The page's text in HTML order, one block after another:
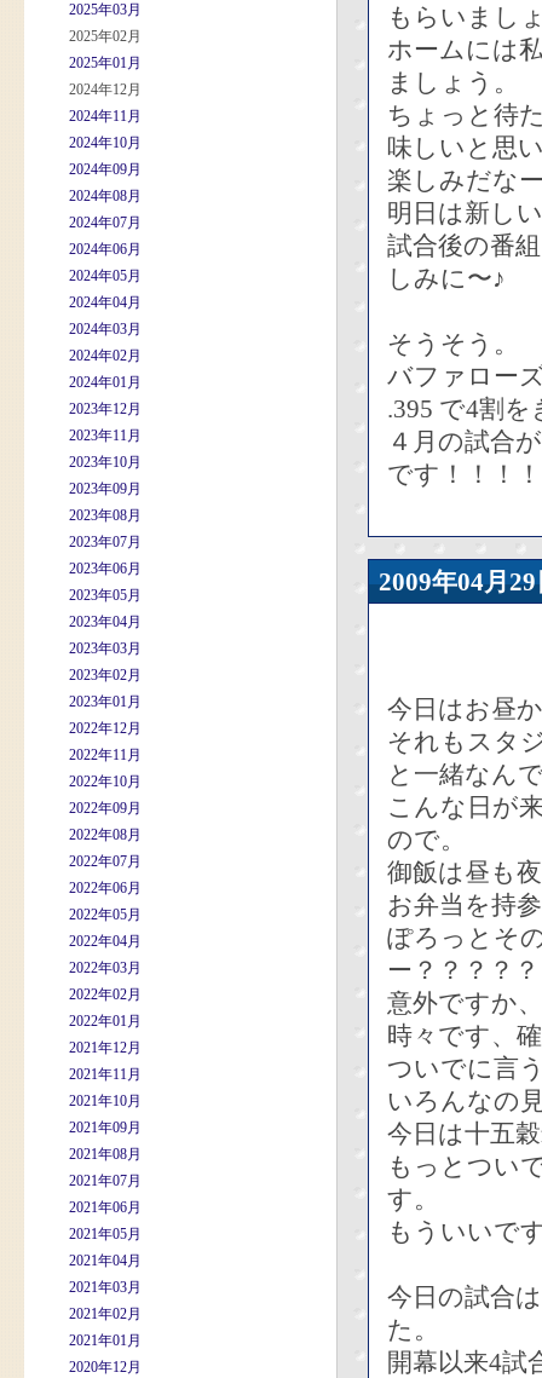
2025年03月
2025年02月
2025年01月
2024年12月
2024年11月
2024年10月
2024年09月
2024年08月
2024年07月
2024年06月
2024年05月
2024年04月
2024年03月
2024年02月
2024年01月
2023年12月
2023年11月
2023年10月
2023年09月
2023年08月
2023年07月
2023年06月
2023年05月
2023年04月
2023年03月
2023年02月
2023年01月
2022年12月
2022年11月
2022年10月
2022年09月
2022年08月
2022年07月
2022年06月
2022年05月
2022年04月
2022年03月
2022年02月
2022年01月
2021年12月
2021年11月
2021年10月
2021年09月
2021年08月
2021年07月
2021年06月
2021年05月
2021年04月
2021年03月
2021年02月
2021年01月
2020年12月
もらいまし
ホームには
ましょう。
ちょっと待
味しいと思
楽しみだな
明日は新し
試合後の番
しみに〜♪
そうそう。
バファロー
.395 で4割
４月の試合
です！！！！
2009年04
今日はお昼
それもスタ
と一緒なん
こんな日が
ので。
御飯は昼も
お弁当を持
ぽろっとそ
ー？？？？
意外ですか
時々です、
ついでに言
いろんなの
今日は十五
もっとつい
す。
もういいで
今日の試合
た。
開幕以来4試